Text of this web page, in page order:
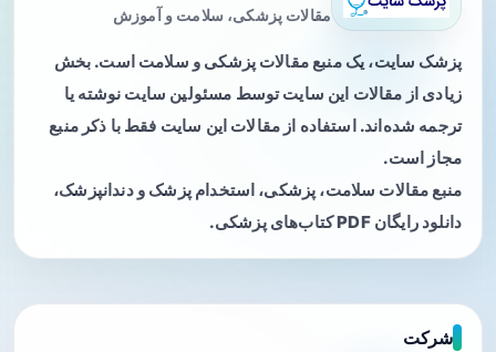
مقالات پزشکی، سلامت و آموزش
پزشک سایت، یک منبع مقالات پزشکی و سلامت است. بخش
زیادی از مقالات این سایت توسط مسئولین سایت نوشته یا
ترجمه شده‌اند. استفاده از مقالات این سایت فقط با ذکر منبع
مجاز است.
منبع مقالات سلامت، پزشکی، استخدام پزشک و دندانپزشک،
دانلود رایگان PDF کتاب‌های پزشکی.
شرکت